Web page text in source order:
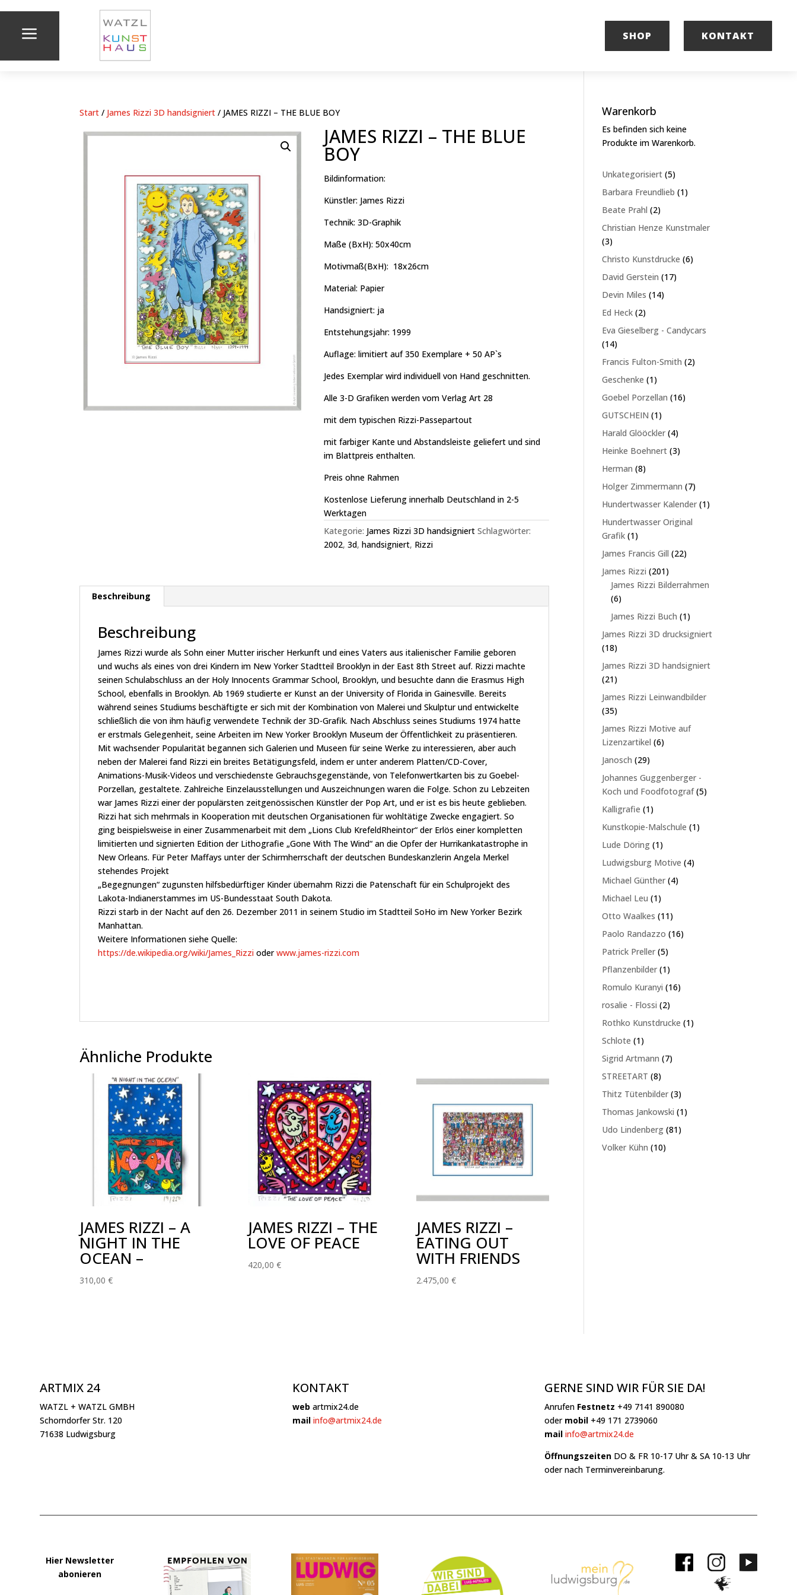
a SHOP KONTAKT
Start / James Rizzi 3D handsigniert / JAMES RIZZI – THE BLUE BOY
JAMES RIZZI – THE BLUE
BOY
Bildinformation:
Künstler: James Rizzi
Technik: 3D-Graphik
Maße (BxH): 50x40cm
Motivmaß(BxH): 18x26cm
Material: Papier
Handsigniert: ja
Entstehungsjahr: 1999
Auflage: limitiert auf 350 Exemplare + 50 AP`s
Jedes Exemplar wird individuell von Hand geschnitten.
Alle 3-D Grafiken werden vom Verlag Art 28
mit dem typischen Rizzi-Passepartout
mit farbiger Kante und Abstandsleiste geliefert und sind
im Blattpreis enthalten.
Preis ohne Rahmen
Kostenlose Lieferung innerhalb Deutschland in 2-5
Werktagen
Kategorie: James Rizzi 3D handsigniert Schlagwörter:
2002,3d,handsigniert, Rizzi
Beschreibung
Beschreibung
James Rizzi wurde als Sohn einer Mutter irischer Herkunft und eines Vaters aus italienischer Familie geboren
und wuchs als eines von drei Kindern im New Yorker Stadtteil Brooklyn in der East 8th Street auf. Rizzi machte
seinen Schulabschluss an der Holy Innocents Grammar School, Brooklyn, und besuchte dann die Erasmus High
School, ebenfalls in Brooklyn. Ab 1969 studierte er Kunst an der University of Florida in Gainesville. Bereits
während seines Studiums beschäftigte er sich mit der Kombination von Malerei und Skulptur und entwickelte
schließlich die von ihm häufig verwendete Technik der 3D-Grafik. Nach Abschluss seines Studiums 1974 hatte
er erstmals Gelegenheit, seine Arbeiten im New Yorker Brooklyn Museum der Öffentlichkeit zu präsentieren.
Mit wachsender Popularität begannen sich Galerien und Museen für seine Werke zu interessieren, aber auch
neben der Malerei fand Rizzi ein breites Betätigungsfeld, indem er unter anderem Platten/CD-Cover,
Animations-Musik-Videos und verschiedenste Gebrauchsgegenstände, von Telefonwertkarten bis zu Goebel-
Porzellan, gestaltete. Zahlreiche Einzelausstellungen und Auszeichnungen waren die Folge. Schon zu Lebzeiten
war James Rizzi einer der populärsten zeitgenössischen Künstler der Pop Art, und er ist es bis heute geblieben.
Rizzi hat sich mehrmals in Kooperation mit deutschen Organisationen für wohltätige Zwecke engagiert. So
ging beispielsweise in einer Zusammenarbeit mit dem „Lions Club KrefeldRheintor“ der Erlös einer kompletten
limitierten und signierten Edition der Lithografie „Gone With The Wind“ an die Opfer der Hurrikankatastrophe in
New Orleans. Für Peter Maffays unter der Schirmherrschaft der deutschen Bundeskanzlerin Angela Merkel
stehendes Projekt
„Begegnungen“ zugunsten hilfsbedürftiger Kinder übernahm Rizzi die Patenschaft für ein Schulprojekt des
Lakota-Indianerstammes im US-Bundesstaat South Dakota.
Rizzi starb in der Nacht auf den 26. Dezember 2011 in seinem Studio im Stadtteil SoHo im New Yorker Bezirk
Manhattan.
Weitere Informationen siehe Quelle:
https://de.wikipedia.org/wiki/James_Rizzi oderwww.james-rizzi.com
Ähnliche Produkte
JAMES RIZZI – A
NIGHT IN THE
OCEAN –
310,00€
JAMES RIZZI – THE
LOVE OF PEACE
420,00 €
JAMES RIZZI –
EATING OUT
WITH FRIENDS
2.475,00 €
Warenkorb
Es befinden sich keine
Produkte im Warenkorb.
Unkategorisiert 55
Produkte
Barbara Freundlieb 11
Beate Prahl 22
Produkte
Christian Henze Kunstmaler
33
Produkte
Christo Kunstdrucke 66
David Gerstein 1717
Devin Miles 1414
Ed Heck 22
Produkte
Eva Gieselberg - Candycars
1414
Produkte
Francis Fulton-Smith 22
Geschenke 11
Produkt
Goebel Porzellan 1616
GUTSCHEIN 11
Produkt
Harald Glööckler 44
Produkte
Heinke Boehnert 33
Herman 88
Holger Zimmermann 77
Produkte
Hundertwasser Kalender 11
Hundertwasser Original
Grafik 11
Produkt
James Francis Gill 2222
James Rizzi 201201
Produkte
James Rizzi Bilderrahmen
66
Produkte
James Rizzi Buch 11
Produkt
James Rizzi 3D drucksigniert
1818
Produkte
James Rizzi 3D handsigniert
2121
Produkte
James Rizzi Leinwandbilder
3535
Produkte
James Rizzi Motive auf
Lizenzartikel 66
Janosch 2929
Produkte
Johannes Guggenberger -
Koch und Foodfotograf 55
Kalligrafie 11
Produkt
Kunstkopie-Malschule 11
Lude Döring 11
Produkt
Ludwigsburg Motive 44
Michael Günther 44
Michael Leu 11
Produkt
Otto Waalkes 1111
Produkte
Paolo Randazzo 1616
Patrick Preller 55
Produkte
Pflanzenbilder 11
Produkt
Romulo Kuranyi 1616
rosalie - Flossi 22
Produkte
Rothko Kunstdrucke 11
Schlote 11
Produkt
Sigrid Artmann 77
STREETART 88
Produkte
Thitz Tütenbilder 33
Produkte
Thomas Jankowski 11
Udo Lindenberg 8181
Volker Kühn 1010
ARTMIX 24
WATZL + WATZL GMBH
Schorndorfer Str. 120
71638 Ludwigsburg
KONTAKT
web artmix24.de
mail info@artmix24.de
GERNE SIND WIR FÜR SIE DA!
Anrufen Festnetz +49 7141 890080
oder mobil+49 171 2739060
mail info@artmix24.de
ÖffnungszeitenDO & FR 10-17 Uhr & SA 10-13 Uhr
oder nach Terminvereinbarung.
Hier Newsletter
abonieren